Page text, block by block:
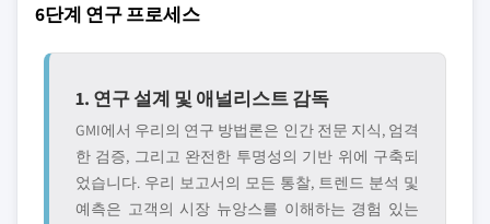
6단계 연구 프로세스
1. 연구 설계 및 애널리스트 감독
GMI에서 우리의 연구 방법론은 인간 전문 지식, 엄격
한 검증, 그리고 완전한 투명성의 기반 위에 구축되
었습니다. 우리 보고서의 모든 통찰, 트렌드 분석 및
예측은 고객의 시장 뉴앙스를 이해하는 경험 있는